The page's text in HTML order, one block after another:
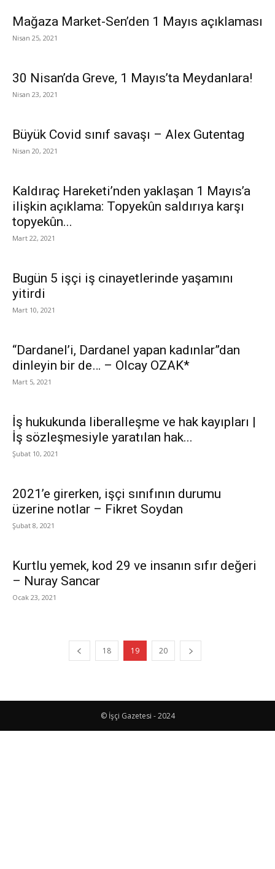
Mağaza Market-Sen’den 1 Mayıs açıklaması
Nisan 25, 2021
30 Nisan’da Greve, 1 Mayıs’ta Meydanlara!
Nisan 23, 2021
Büyük Covid sınıf savaşı – Alex Gutentag
Nisan 20, 2021
Kaldıraç Hareketi’nden yaklaşan 1 Mayıs’a
ilişkin açıklama: Topyekûn saldırıya karşı
topyekûn...
Mart 22, 2021
Bugün 5 işçi iş cinayetlerinde yaşamını
yitirdi
Mart 10, 2021
“Dardanel’i, Dardanel yapan kadınlar”dan
dinleyin bir de… – Olcay OZAK*
Mart 5, 2021
İş hukukunda liberalleşme ve hak kayıpları |
İş sözleşmesiyle yaratılan hak...
Şubat 10, 2021
2021’e girerken, işçi sınıfının durumu
üzerine notlar – Fikret Soydan
Şubat 8, 2021
Kurtlu yemek, kod 29 ve insanın sıfır değeri
– Nuray Sancar
Ocak 23, 2021
18 19 20
© İşçi Gazetesi - 2024